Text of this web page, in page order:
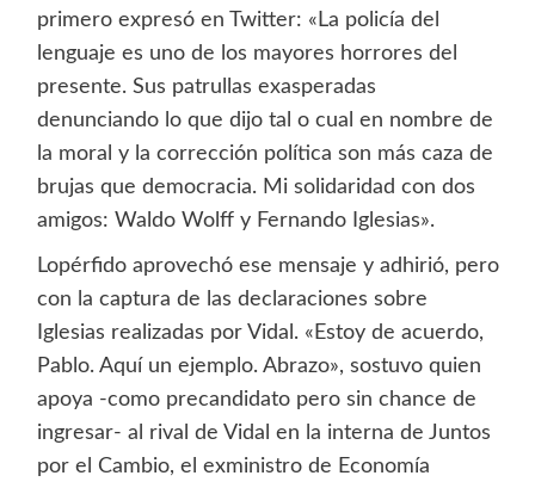
primero expresó en Twitter: «La policía del
lenguaje es uno de los mayores horrores del
presente. Sus patrullas exasperadas
denunciando lo que dijo tal o cual en nombre de
la moral y la corrección política son más caza de
brujas que democracia. Mi solidaridad con dos
amigos: Waldo Wolff y Fernando Iglesias».
Lopérfido aprovechó ese mensaje y adhirió, pero
con la captura de las declaraciones sobre
Iglesias realizadas por Vidal. «Estoy de acuerdo,
Pablo. Aquí un ejemplo. Abrazo», sostuvo quien
apoya -como precandidato pero sin chance de
ingresar- al rival de Vidal en la interna de Juntos
por el Cambio, el exministro de Economía